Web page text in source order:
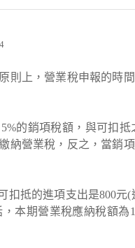
則上，營業稅申報的時
的銷項稅額，與可扣抵
納營業稅，反之，當銷
抵的進項支出是800元(
本期營業稅應納稅額為